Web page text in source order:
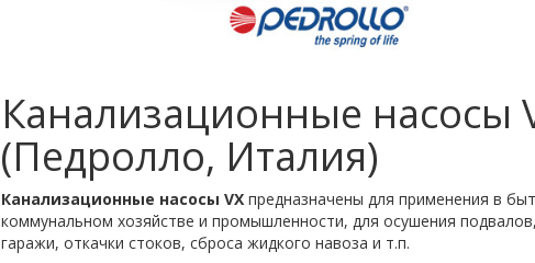
Канализационные насосы
(Педролло, Италия)
Канализационные насосы VXпредназначены для применения в
коммунальном хозяйстве и промышленности, для осушения подвалов,
гаражи, откачки стоков, сброса жидкого навоза и т.п.